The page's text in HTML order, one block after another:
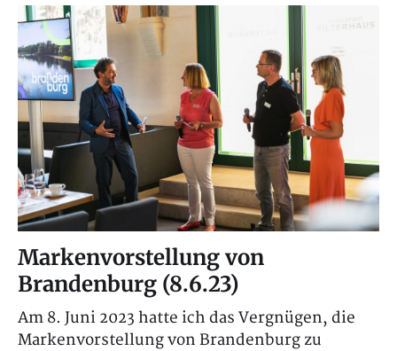
Markenvorstellung von
Brandenburg (8.6.23)
Am 8. Juni 2023 hatte ich das Vergnügen, die
Markenvorstellung von Brandenburg zu